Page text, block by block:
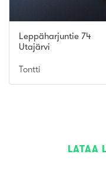
Leppäharjuntie 74
Utajärvi
Tontti
LATAA